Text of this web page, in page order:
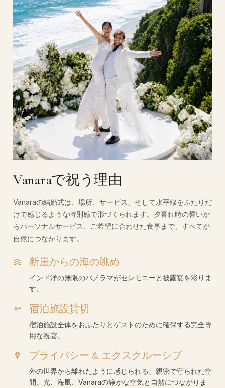
Vanaraで祝う理由
Vanaraの結婚式は、場所、サービス、そして水平線をふたりだ
けで感じるような特別感で形づくられます。夕暮れ時の誓いか
らパーソナルサービス、ご希望に合わせた食事まで、すべてが
自然につながります。
断崖からの海の眺め
インド洋の無限のパノラマがセレモニーと披露宴を彩りま
す。
宿泊施設貸切
宿泊施設全体をおふたりとゲストのために確保する完全専
用な祝宴。
プライバシー & エクスクルーシブ
外の世界から離れたように感じられる、親密で守られた空
間。光、海風、Vanaraの静かな空気と自然につながりま